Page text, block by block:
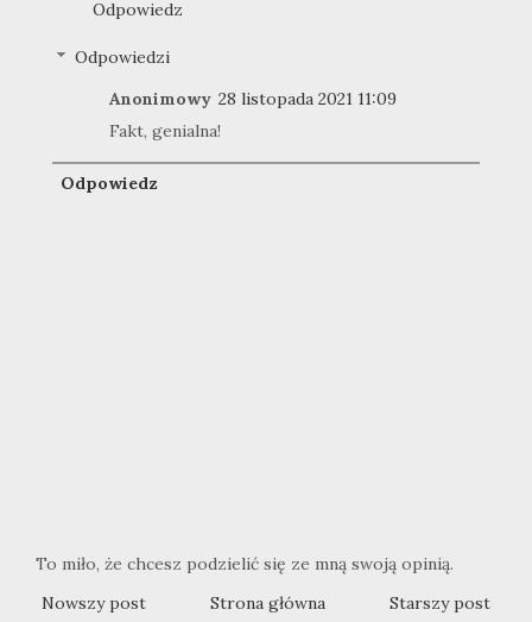
Odpowiedz
Odpowiedzi
Anonimowy 28 listopada 2021 11:09
Fakt, genialna!
Odpowiedz
To miło, że chcesz podzielić się ze mną swoją opinią.
Nowszy post
Starszy post
Strona główna